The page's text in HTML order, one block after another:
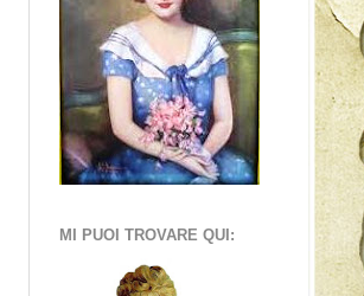
MI PUOI TROVARE QUI: